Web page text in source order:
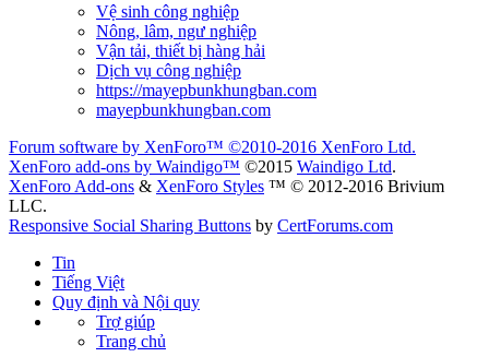
Vệ sinh công nghiệp
Nông, lâm, ngư nghiệp
Vận tải, thiết bị hàng hải
Dịch vụ công nghiệp
https://mayepbunkhungban.com
mayepbunkhungban.com
Forum software by XenForo™ ©2010-2016 XenForo Ltd.
XenForo add-ons by Waindigo™ ©2015 Waindigo Ltd.
XenForo Add-ons & XenForo Styles ™ © 2012-2016 Brivium
LLC.
Responsive Social Sharing Buttons by CertForums.com
Tin
Tiếng Việt
Quy định và Nội quy
Trợ giúp
Trang chủ